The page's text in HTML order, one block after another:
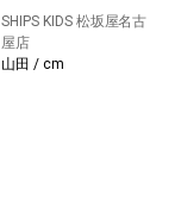
SHIPS KIDS 松坂屋名古
屋店
山田 / cm